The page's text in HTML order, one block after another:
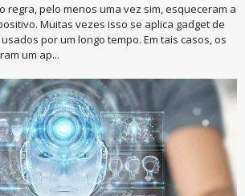
regra, pelo menos uma vez sim, esqueceram a
Muitas vezes isso se aplica gadget de
por um longo tempo. Em tais casos, os
um ap...